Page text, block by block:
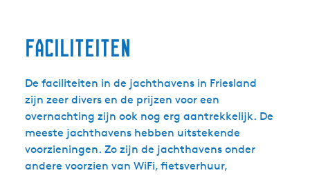
Faciliteiten
De faciliteiten in de jachthavens in Friesland
zijn zeer divers en de prijzen voor een
overnachting zijn ook nog erg aantrekkelijk. De
meeste jachthavens hebben uitstekende
voorzieningen. Zo zijn de jachthavens onder
andere voorzien van WiFi, fietsverhuur,